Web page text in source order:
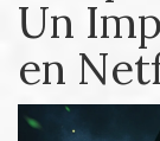
Un
en